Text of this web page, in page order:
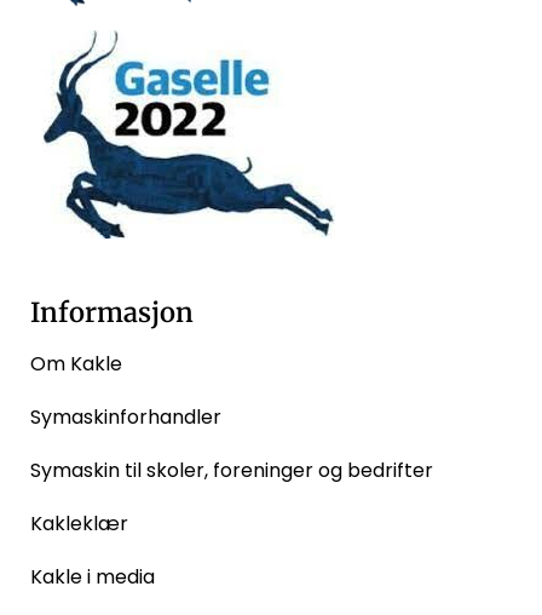
Informasjon
Om Kakle
Symaskinforhandler
Symaskin til skoler, foreninger og bedrifter
Kakleklær
Kakle i media